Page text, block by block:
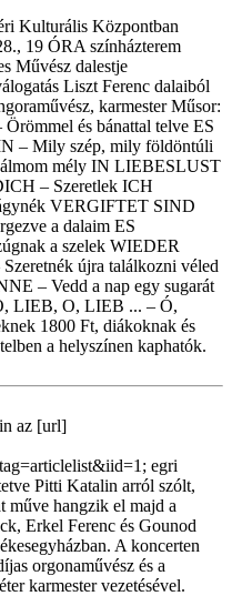
Kulturális Központban
19 ÓRA színházterem
Művész dalestje
Liszt Ferenc dalaiból
karmester Műsor:
és bánattal telve ES
– Mily szép, mily földöntúli
mély IN LIEBESLUST
– Szeretlek ICH
VERGIFTET SIND
a dalaim ES
a szelek WIEDER
újra találkozni véled
– Vedd a nap egy sugarát
LIEB, O, LIEB ... – Ó,
1800 Ft, diákoknak és
a helyszínen kaphatók.
az [url]
egri
Pitti Katalin arról szólt,
műve hangzik el majd a
Erkel Ferenc és Gounod
A koncerten
orgonaművész és a
karmester vezetésével.